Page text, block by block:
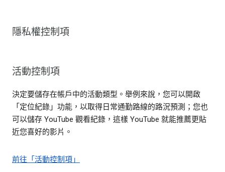
隱私權控制項
活動控制項
決定要儲存在帳戶中的活動類型。舉例來說，您可以開啟
「定位紀錄」功能，以取得日常通勤路線的路況預測；您也
可以儲存 YouTube 觀看紀錄，這樣 YouTube 就能推薦更貼
近您喜好的影片。
前往「活動控制項」